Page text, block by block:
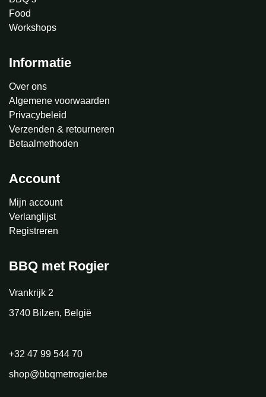
Food
Workshops
Informatie
Over ons
Algemene voorwaarden
Privacybeleid
Verzenden & retourneren
Betaalmethoden
Account
Mijn account
Verlanglijst
Registreren
BBQ met Rogier
Vrankrijk 2
3740 Bilzen, België
+32 47 99 544 70
shop@bbqmetrogier.be